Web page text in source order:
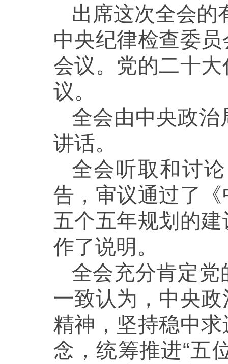
出席这次全会的
中央纪律检查委
会议。党的二十
议。
全会由中央政
讲话。
全会听取和讨
告，审议通过了
五个五年规划的
作了说明。
全会充分肯定
一致认为，中央
精神，坚持稳中
念，统筹推进“五